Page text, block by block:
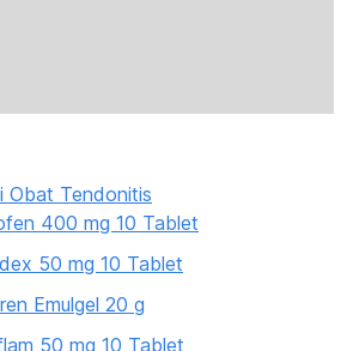
Obat Tendonitis
400 mg 10 Tablet
50 mg 10 Tablet
Emulgel 20 g
50 mg 10 Tablet